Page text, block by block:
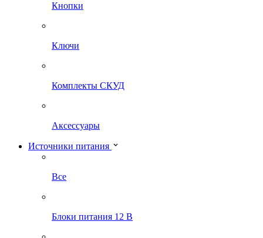
Кнопки
Ключи
Комплекты СКУД
Аксессуары
Источники питания
Все
Блоки питания 12 В